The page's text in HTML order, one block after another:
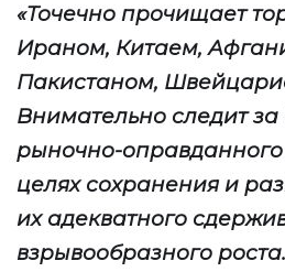
«Точечно прочищает
Ираном, Китаем,
Пакистаном,
Внимательно следит
рыночно-
целях сохранения и
их адекватного
взрывообразного